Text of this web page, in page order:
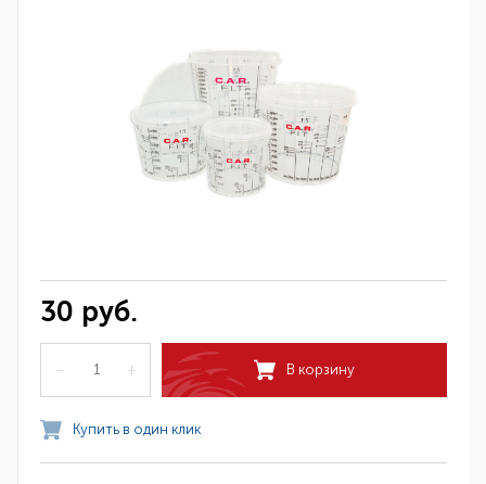
30 руб.
– + В корзину
Купить в один клик